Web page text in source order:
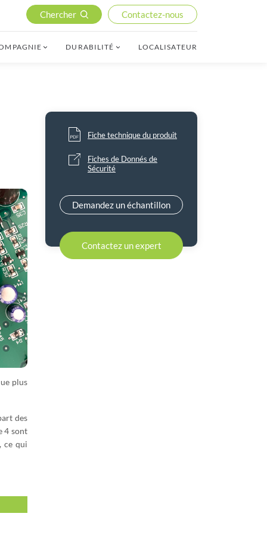
Chercher Contactez-nous
DURABILITÉ LOCALISATEUR
plus
des
4 sont
ce qui
Fiche technique du produit
Fiches de Donnés de
Sécurité
Demandez un échantillon
Contactez un expert